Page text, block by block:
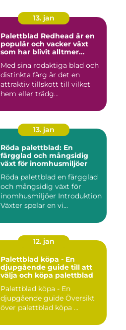
13. jan
Palettblad Redhead är en
populär och vacker växt
som har blivit alltmer
trädgårdsentusiaster
Med sina rödaktiga blad och
distinkta färg är det en
attraktiv tillskott till vilket
hem eller trädg...
13. jan
Röda palettblad: En
färgglad och mångsidig
växt för inomhusmiljöer
Röda palettblad en färgglad
och mångsidig växt för
inomhusmiljöer Introduktion
Växter spelar en vi...
12. jan
Palettblad köpa - En
djupgående guide till att
välja och köpa palettblad
Palettblad köpa - En
djupgående guide Översikt
över palettblad köpa ...